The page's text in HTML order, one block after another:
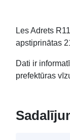
Les Adrets
apstiprinātas
Dati ir
prefektūras